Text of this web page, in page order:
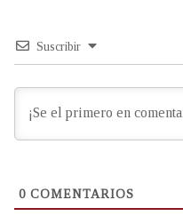
Suscribir
0 COMENTARIOS